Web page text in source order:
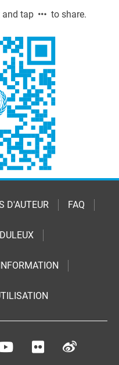
and tap to share.
D'AUTEUR FAQ